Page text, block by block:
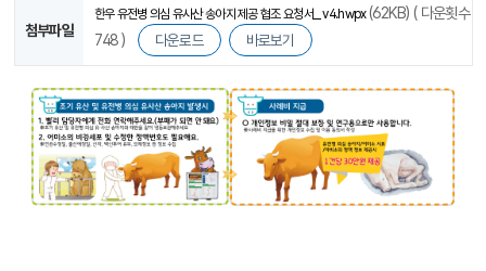
첨부파일
한우 유전병 의심 유사산 송아지 제공 협조 요청서_ v4.hwpx(62KB) ( 다운횟수
748 )
다운로드 바로보기